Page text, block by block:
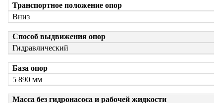
Транспортное положение опор
Вниз
Способ выдвижения опор
Гидравлический
База опор
5 890 мм
Масса без гидронасоса и рабочей жидкости